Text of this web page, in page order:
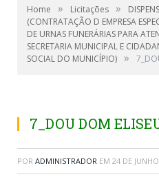
Home » Licitações »
(CONTRATAÇÃO D EMPRESA
DE URNAS FUNERÁRIAS PARA
SECRETARIA MUNICIPAL E
SOCIAL DO MUNICÍPIO) »
7_DOU DOM
POR ADMINISTRADOR EM 24 DE